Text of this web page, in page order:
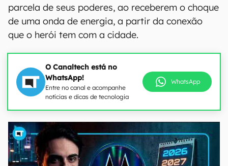
parcela de seus poderes, ao receberem o choque
de uma onda de energia, a partir da conexão
que o herói tem com a cidade.
O Canaltech está no
WhatsApp!
Entre no canal e acompanhe
notícias e dicas de tecnologia
WhatsApp